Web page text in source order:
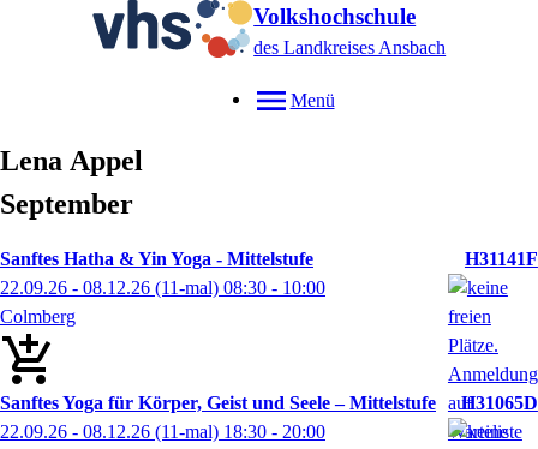
Volkshochschule
des Landkreises Ansbach
Menü
Lena Appel
September
Sanftes Hatha & Yin Yoga - Mittelstufe
H31141F
22.09.26 - 08.12.26 (11-mal) 08:30 - 10:00
Colmberg
Sanftes Yoga für Körper, Geist und Seele – Mittelstufe
H31065D
22.09.26 - 08.12.26 (11-mal) 18:30 - 20:00